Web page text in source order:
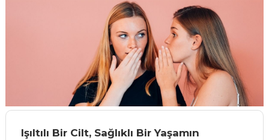
Işıltılı Bir Cilt, Sağlıklı Bir Yaşamın